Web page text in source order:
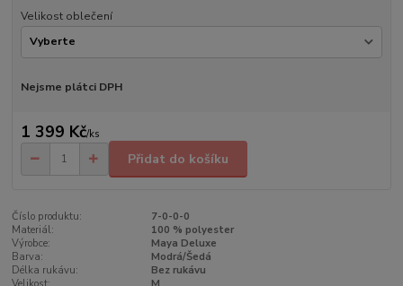
Velikost oblečení
Nejsme plátci DPH
1 399 Kč/ks
Přidat do košíku
Číslo produktu:
7-0-0-0
Materiál:
100 % polyester
Výrobce:
Maya Deluxe
Barva:
Modrá/Šedá
Délka rukávu:
Bez rukávu